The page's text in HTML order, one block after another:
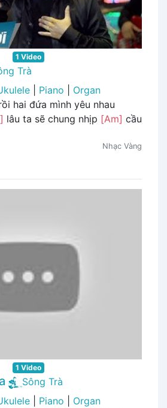
1 Video
Trà
Piano
Organ
hai đứa mình yêu nhau
lâu ta sẽ chung nhịp [Am] cầu
Nhạc Vàng
1 Video
Sông Trà
Piano
Organ